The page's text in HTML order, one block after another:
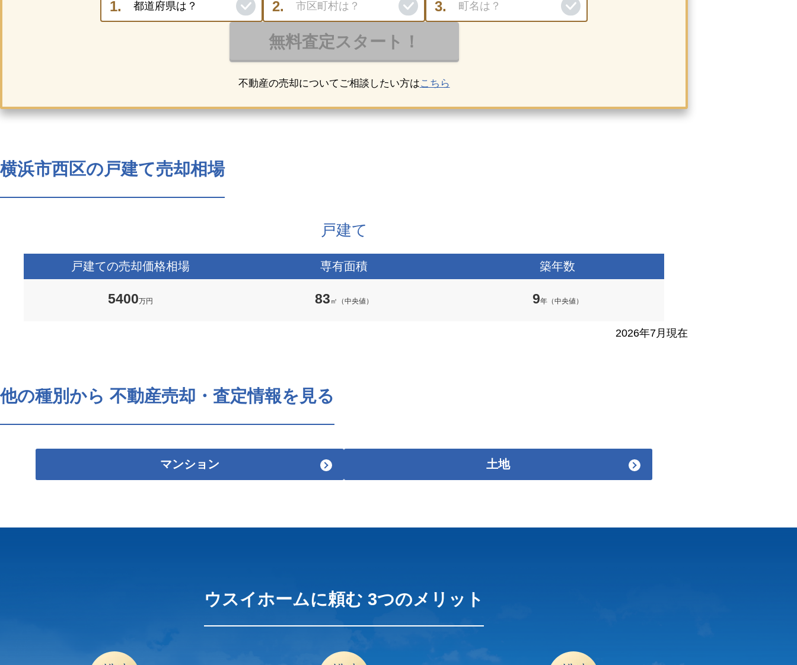
不動産の売却についてご相談したい方はこちら
横浜市西区の戸建て売却相場
戸建て
戸建ての売却価格相場
5400万円
専有面積
83 ㎡（中央値）
築年数
9年（中央値）
2026年7月現在
他の種別から 不動産売却・査定情報を見る
マンション 土地
ウスイホームに頼む 3つのメリット